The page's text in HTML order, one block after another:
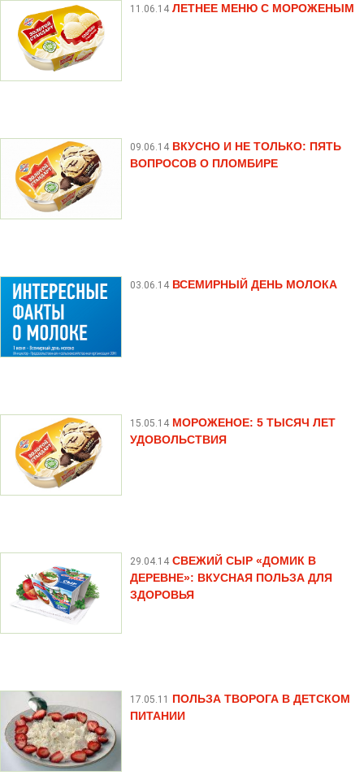
11.06.14 ЛЕТНЕЕ МЕНЮ С МОРОЖЕНЫМ
09.06.14 ВКУСНО И НЕ ТОЛЬКО: ПЯТЬ
ВОПРОСОВ О ПЛОМБИРЕ
03.06.14 ВСЕМИРНЫЙ ДЕНЬ МОЛОКА
15.05.14 МОРОЖЕНОЕ: 5 ТЫСЯЧ ЛЕТ
УДОВОЛЬСТВИЯ
29.04.14 СВЕЖИЙ СЫР «ДОМИК В
ДЕРЕВНЕ»: ВКУСНАЯ ПОЛЬЗА ДЛЯ
ЗДОРОВЬЯ
17.05.11 ПОЛЬЗА ТВОРОГА В ДЕТСКОМ
ПИТАНИИ